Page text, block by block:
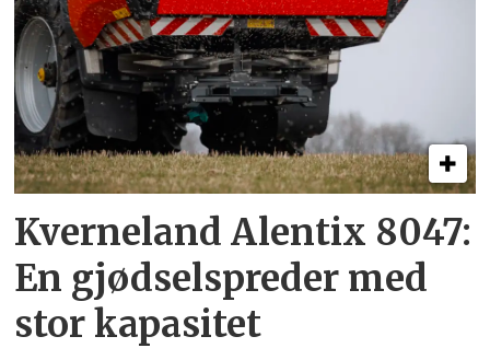
Kverneland Alentix 8047:
En gjødsel­spreder med
stor kapasitet